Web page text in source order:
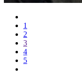
1
2
3
4
5